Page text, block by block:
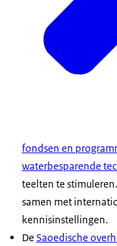
fondsen en
waterbesparende
teelten te
samen met
kennisinstellingen.
De Saoedische